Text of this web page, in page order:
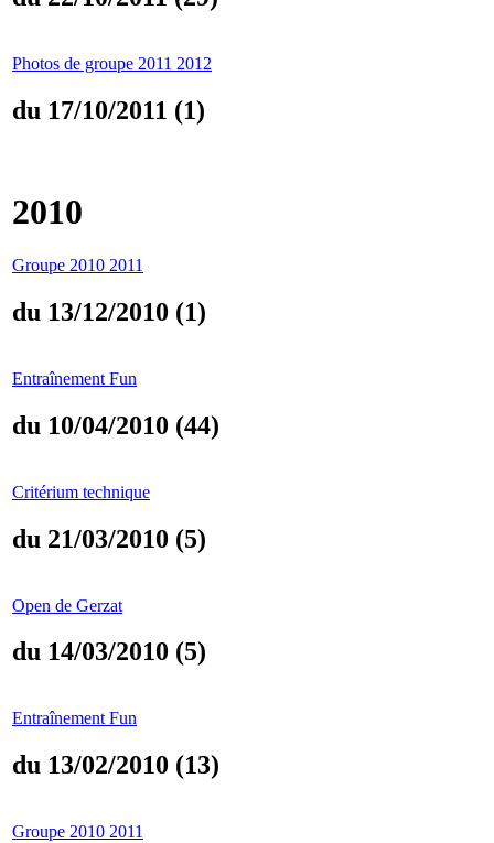
Photos de groupe 2011 2012
du 17/10/2011 (1)
2010
Groupe 2010 2011
du 13/12/2010 (1)
Entraînement Fun
du 10/04/2010 (44)
Critérium technique
du 21/03/2010 (5)
Open de Gerzat
du 14/03/2010 (5)
Entraînement Fun
du 13/02/2010 (13)
Groupe 2010 2011